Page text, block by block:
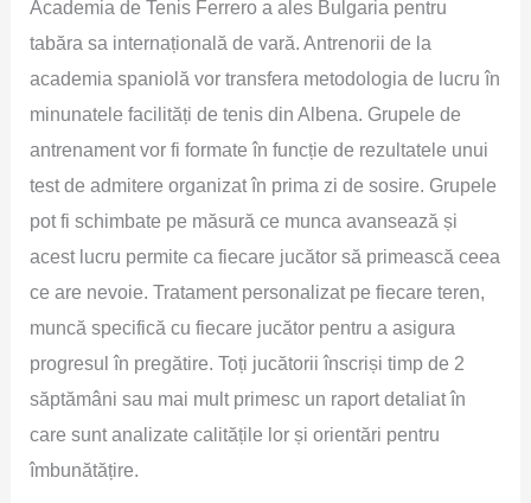
Academia de Tenis Ferrero a ales Bulgaria pentru
tabăra sa internațională de vară. Antrenorii de la
academia spaniolă vor transfera metodologia de lucru în
minunatele facilități de tenis din Albena. Grupele de
antrenament vor fi formate în funcție de rezultatele unui
test de admitere organizat în prima zi de sosire. Grupele
pot fi schimbate pe măsură ce munca avansează și
acest lucru permite ca fiecare jucător să primească ceea
ce are nevoie. Tratament personalizat pe fiecare teren,
muncă specifică cu fiecare jucător pentru a asigura
progresul în pregătire. Toți jucătorii înscriși timp de 2
săptămâni sau mai mult primesc un raport detaliat în
care sunt analizate calitățile lor și orientări pentru
îmbunătățire.